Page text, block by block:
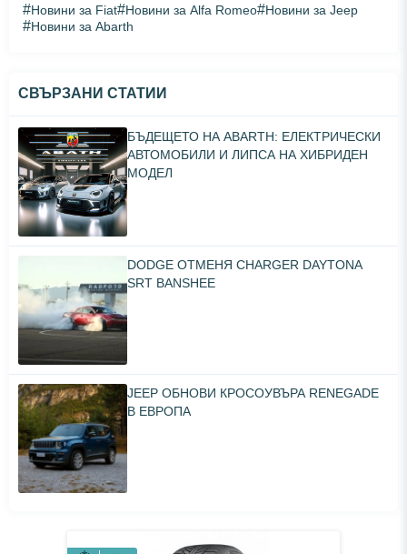
#Новини за Fiat#Новини за Alfa Romeo#Новини за Jeep
#Новини за Abarth
СВЪРЗАНИ СТАТИИ
БЪДЕЩЕТО НА ABARTH: ЕЛЕКТРИЧЕСКИ
АВТОМОБИЛИ И ЛИПСА НА ХИБРИДЕН
МОДЕЛ
DODGE ОТМЕНЯ CHARGER DAYTONA
SRT BANSHEE
JEEP ОБНОВИ КРОСОУВЪРА RENEGADE
В ЕВРОПА